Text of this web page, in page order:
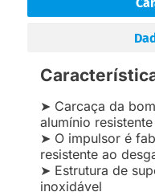
➤ Carcaça da
alumínio
➤ O impulsor é
resistente ao
➤ Estrutura de
inoxidável